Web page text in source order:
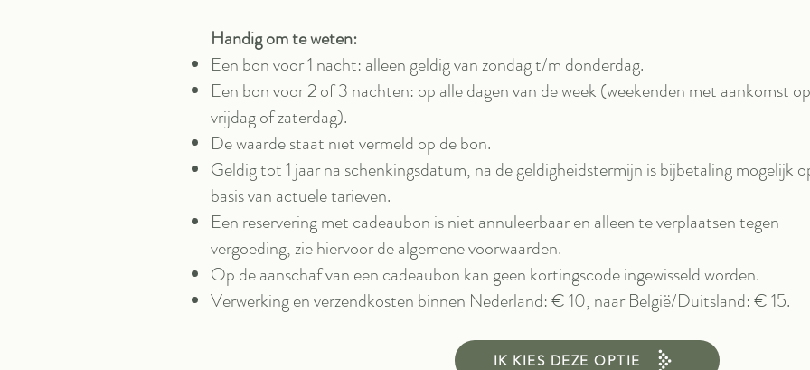
Handig om te weten:
Een bon voor 1 nacht: alleen geldig van zondag t/m donderdag.
Een bon voor 2 of 3 nachten: op alle dagen van de week (weekenden met aankomst op
vrijdag of zaterdag).
De waarde staat niet vermeld op de bon.
Geldig tot 1 jaar na schenkingsdatum, na de geldigheidstermijn is bijbetaling mogelijk
basis van actuele tarieven.
Een reservering met cadeaubon is niet annuleerbaar en alleen te verplaatsen tegen
vergoeding, zie hiervoor de algemene voorwaarden.
Op de aanschaf van een cadeaubon kan geen kortingscode ingewisseld worden.
Verwerking en verzendkosten binnen Nederland: € 10, naar België/Duitsland: € 15.
IK KIES DEZE OPTIE